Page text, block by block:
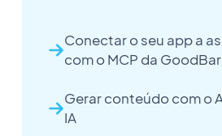
Conectar o seu app a
com o MCP da
Gerar conteúdo com o
IA